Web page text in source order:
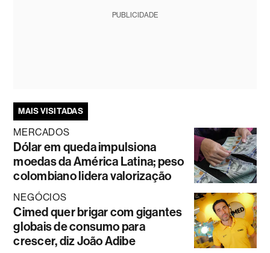
PUBLICIDADE
MAIS VISITADAS
MERCADOS
Dólar em queda impulsiona
moedas da América Latina; peso
colombiano lidera valorização
NEGÓCIOS
Cimed quer brigar com gigantes
globais de consumo para
crescer, diz João Adibe